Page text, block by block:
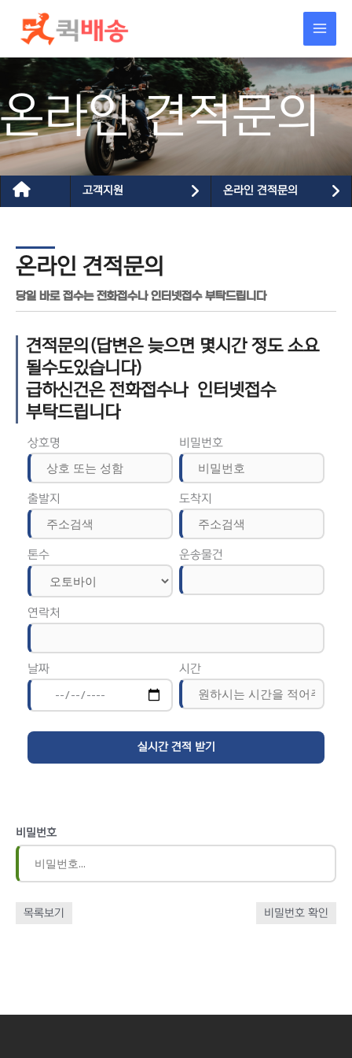
건너뛰기
온라인 견적문의
고객지원 온라인 견적문의
온라인 견적문의
당일 바로 접수는 전화접수나 인터넷접수 부탁드립니다
견적문의(답변은 늦으면 몇시간 정도 소요
될수도있습니다)
급하신건은 전화접수나 인터넷접수
부탁드립니다
상호명 비밀번호
출발지 도착지
톤수 운송물건
연락처
날짜 시간
비밀번호
목록보기 비밀번호 확인